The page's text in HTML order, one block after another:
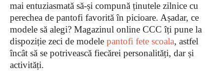
mai entuziasmată să-și compună ținutele zilnice cu
perechea de pantofi favorită în picioare. Așadar, ce
modele să alegi? Magazinul online CCC îți pune la
dispoziție zeci de modele pantofi fete scoala, astfel
încât să se potrivească fiecărei personalități, dar și
activități.